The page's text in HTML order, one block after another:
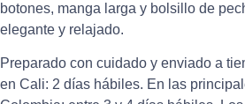
botones, manga larga y bolsillo de
elegante y relajado.
Preparado con cuidado y enviado a
en Cali: 2 días hábiles. En las